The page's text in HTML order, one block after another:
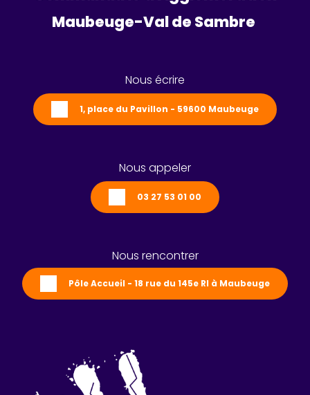
Maubeuge-Val de Sambre
Nous écrire
1, place du Pavillon - 59600 Maubeuge
Nous appeler
03 27 53 01 00
Nous rencontrer
Pôle Accueil - 18 rue du 145e RI à Maubeuge